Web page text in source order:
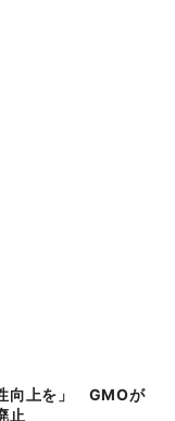
向上を」 GMOが
止